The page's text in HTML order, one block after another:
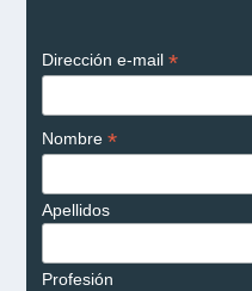
Dirección e-mail *
Nombre *
Apellidos
Profesión